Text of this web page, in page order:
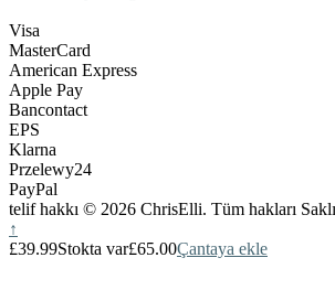
Visa
MasterCard
American Express
Apple Pay
Bancontact
EPS
Klarna
Przelewy24
PayPal
telif hakkı © 2026 ChrisElli. Tüm hakları
↑
£39.99Stokta var£65.00Çantaya ekle